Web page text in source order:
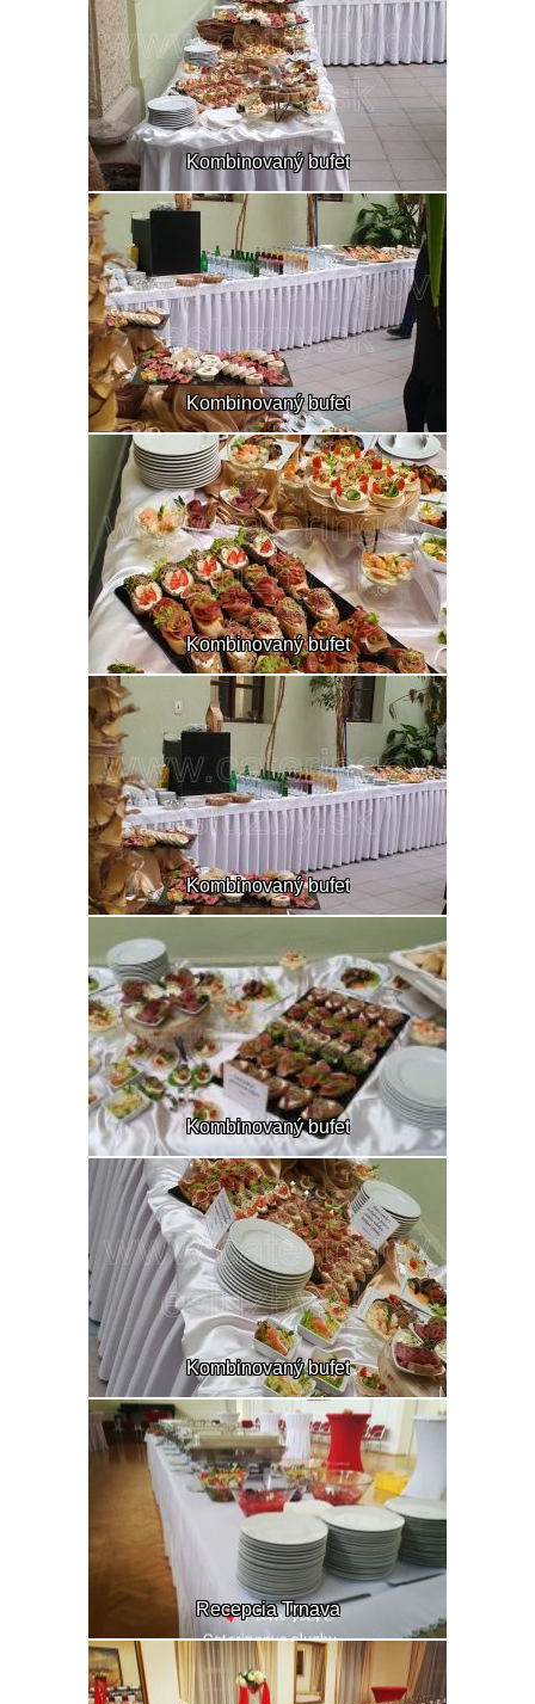
Kombinovaný bufet
Kombinovaný bufet
Kombinovaný bufet
Kombinovaný bufet
Kombinovaný bufet
Kombinovaný bufet
Recepcia Trnava